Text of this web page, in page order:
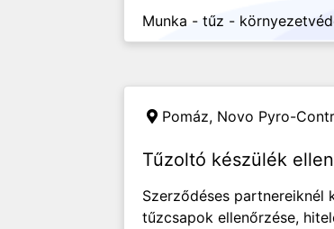
Munka - tűz -
Pomáz, Novo Pyro-
Tűzoltó készülék
Szerződéses
tűzcsapok ellenőrzése,